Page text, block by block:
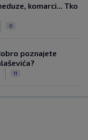
komarci... Tko
0
poznajete
11